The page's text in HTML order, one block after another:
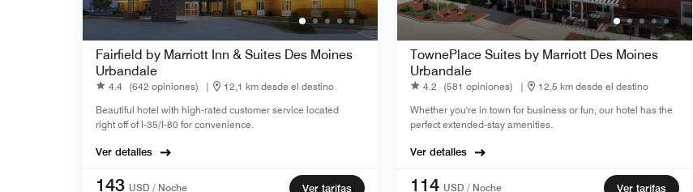
Fairfield by Marriott Inn & Suites Des Moines
Urbandale
4.4 (642 opiniones) |
12,1 km desde el destino
Beautiful hotel with high-rated customer service located
right off of I-35/I-80 for convenience.
Ver detalles
143 USD / Noche
Ver tarifas
TownePlace Suites by Marriott Des Moines
Urbandale
4.2 (581 opiniones) |
12,5 km desde el destino
Whether you're in town for business or fun, our hotel has the
perfect extended-stay amenities.
Ver detalles
114 USD / Noche
Ver tarifas